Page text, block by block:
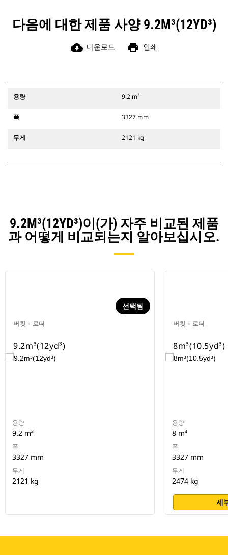
다음에 대한 제품 사양 9.2M³(12YD³)
cloud_download 다운로드 print 인쇄
용량 9.2 m³
폭 3327 mm
무게 2121 kg
9.2M³(12YD³)이(가) 자주 비교된 제품
과 어떻게 비교되는지 알아보십시오.
버킷 - 로더
선택됨
9.2m³(12yd³)
용량
9.2 m³
폭
3327 mm
무게
2121 kg
버킷 - 로더
8m³(10.5yd³)
용량
8 m³
폭
3327 mm
무게
2474 kg
세